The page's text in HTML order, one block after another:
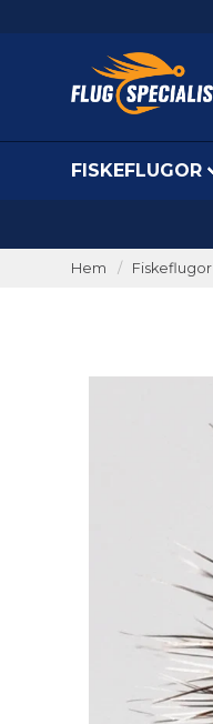
FISKEFLUGOR
Hem Fiskeflugor